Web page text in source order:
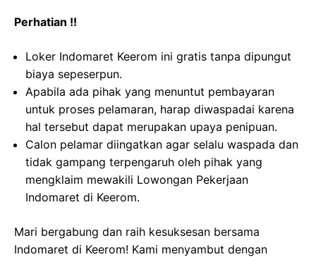
Perhatian !!
Loker Indomaret Keerom ini gratis tanpa dipungut
biaya sepeserpun.
Apabila ada pihak yang menuntut pembayaran
untuk proses pelamaran, harap diwaspadai karena
hal tersebut dapat merupakan upaya penipuan.
Calon pelamar diingatkan agar selalu waspada dan
tidak gampang terpengaruh oleh pihak yang
mengklaim mewakili Lowongan Pekerjaan
Indomaret di Keerom.
Mari bergabung dan raih kesuksesan bersama
Indomaret di Keerom! Kami menyambut dengan